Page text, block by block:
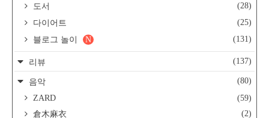
도서
(28)
다이어트
(25)
블로그 놀이
(131)
N
리뷰 (137)
음악
(80)
ZARD
(59)
倉木麻衣
(2)